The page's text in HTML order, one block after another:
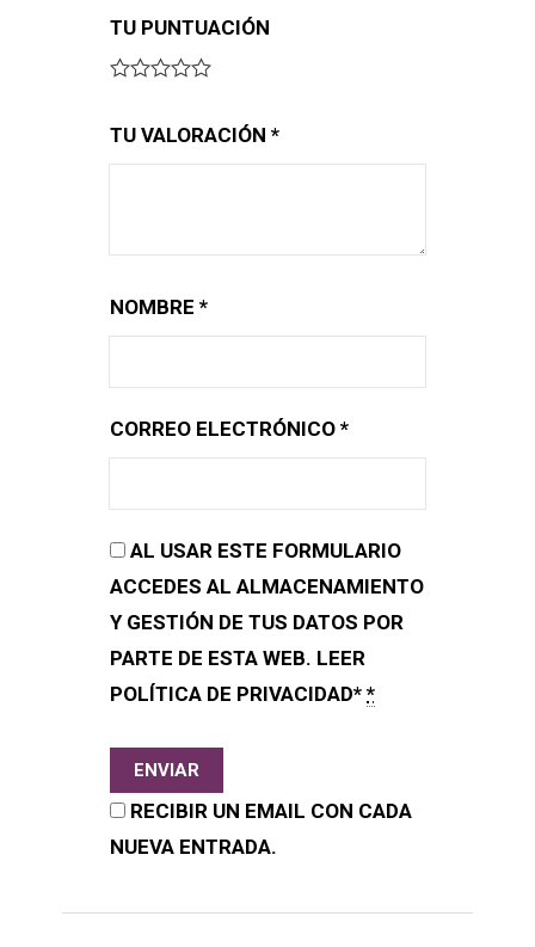
TU PUNTUACIÓN
TU VALORACIÓN*
NOMBRE*
CORREO ELECTRÓNICO*
AL USAR ESTE FORMULARIO
ACCEDES AL ALMACENAMIENTO
Y GESTIÓN DE TUS DATOS POR
PARTE DE ESTA WEB. LEER
POLÍTICA DE PRIVACIDAD**
RECIBIR UN EMAIL CON CADA
NUEVA ENTRADA.